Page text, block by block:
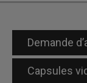
Demande
Capsules